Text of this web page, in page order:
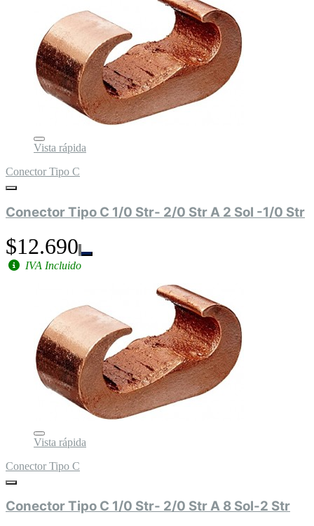
Vista rápida
Conector Tipo C
Conector Tipo C 1/0 Str- 2/0 Str A 2 Sol -1/0 Str
$12.690
IVA Incluido
Vista rápida
Conector Tipo C
Conector Tipo C 1/0 Str- 2/0 Str A 8 Sol-2 Str